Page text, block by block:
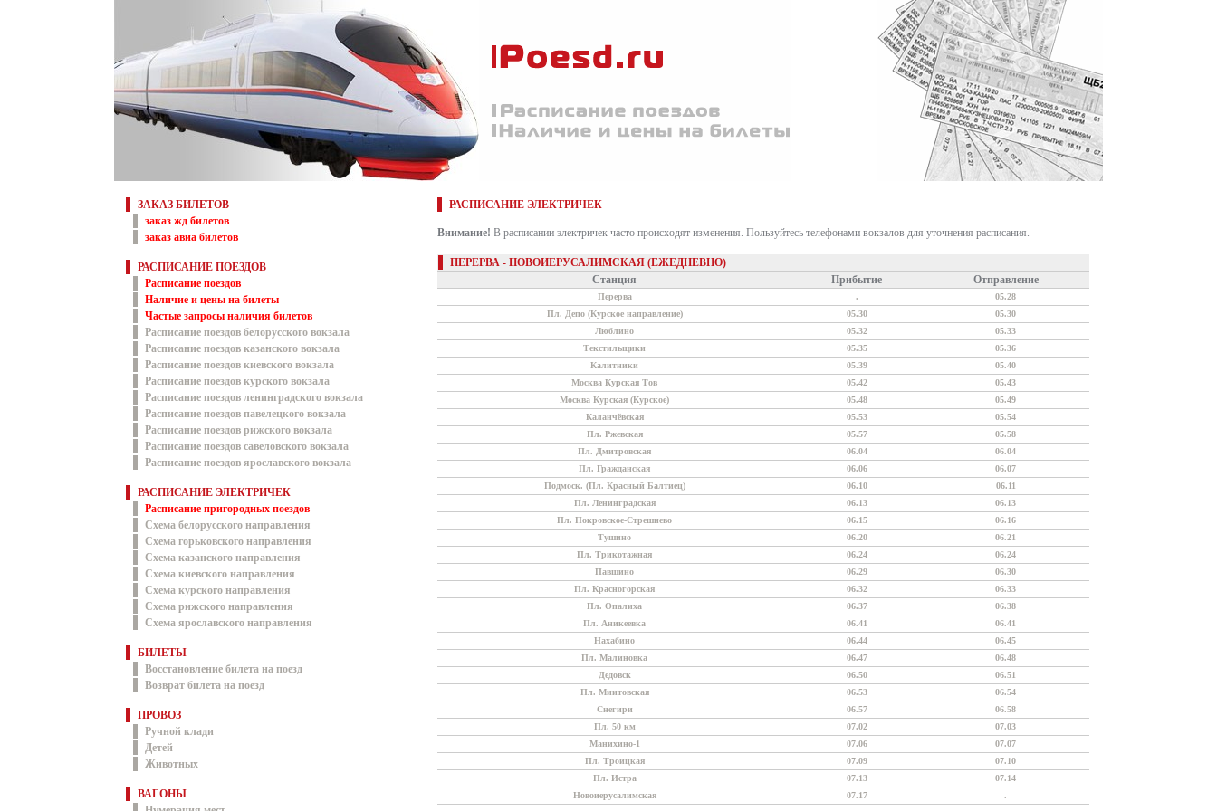
ЗАКАЗ БИЛЕТОВ
заказ жд билетов
заказ авиа билетов
РАСПИСАНИЕ ПОЕЗДОВ
Расписание поездов
Наличие и цены на билеты
Частые запросы наличия билетов
Расписание поездов белорусского вокзала
Расписание поездов казанского вокзала
Расписание поездов киевского вокзала
Расписание поездов курского вокзала
Расписание поездов ленинградского вокзала
Расписание поездов павелецкого вокзала
Расписание поездов рижского вокзала
Расписание поездов савеловского вокзала
Расписание поездов ярославского вокзала
РАСПИСАНИЕ ЭЛЕКТРИЧЕК
Расписание пригородных поездов
Схема белорусского направления
Схема горьковского направления
Схема казанского направления
Схема киевского направления
Схема курского направления
Схема рижского направления
Схема ярославского направления
БИЛЕТЫ
Восстановление билета на поезд
Возврат билета на поезд
ПРОВОЗ
Ручной клади
Детей
Животных
ВАГОНЫ
РАСПИСАНИЕ ЭЛЕКТРИЧЕК
Внимание! В расписании электричек часто происходят изменения. Пользуйтесь телефонами вокзалов для уточнения расписания.
ПЕРЕРВА - НОВОИЕРУСАЛИМСКАЯ (ЕЖЕДНЕВНО)
Станция
Прибытие Отправление
Перерва .
05.28
Пл. Депо (Курское направление)
05.30
05.30
Люблино
05.32
05.33
Текстильщики
05.35
05.36
Калитники
05.39
05.40
Москва Курская Тов
05.42
05.43
Москва Курская (Курское)
05.48
05.49
Каланчёвская
05.53
05.54
Пл. Ржевская
05.57
05.58
Пл. Дмитровская
06.04
06.04
Пл. Гражданская
06.06
06.07
Подмоск. (Пл. Красный Балтиец)
06.10
06.11
Пл. Ленинградская
06.13
06.13
Пл. Покровское-Стрешнево
06.15
06.16
Тушино
06.20
06.21
Пл. Трикотажная
06.24
06.24
Павшино
06.29
06.30
Пл. Красногорская
06.32
06.33
Пл. Опалиха
06.37
06.38
Пл. Аникеевка
06.41
06.41
Нахабино
06.44
06.45
Пл. Малиновка
06.47
06.48
Дедовск
06.50
06.51
Пл. Миитовская
06.53
06.54
Снегири
06.57
06.58
Пл. 50 км
07.02
07.03
Манихино-1
07.06
07.07
Пл. Троицкая
07.09
07.10
Пл. Истра
07.13
07.14
Новоиерусалимская
07.17 .